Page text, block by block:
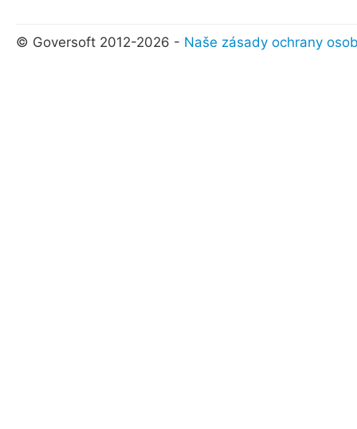
© Goversoft 2012-2026 - Naše zásady ochrany